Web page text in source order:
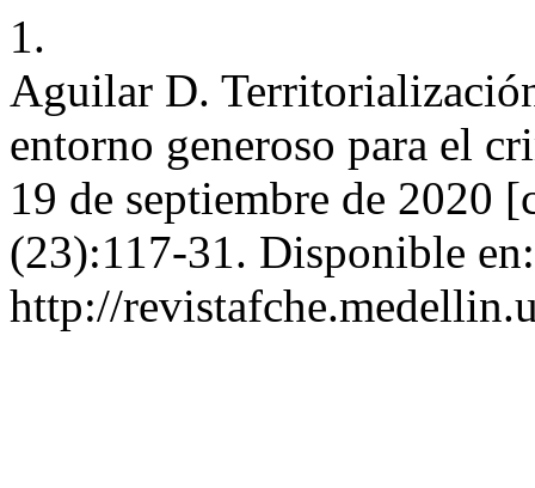
1.
Aguilar D.
entorno generoso para el
19 de septiembre de 2020
(23):117-31. Disponible en:
http://